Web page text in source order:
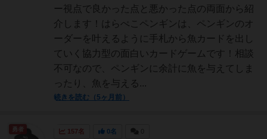
ー視点で良かった点と悪かった点の両面から紹
介します！はらぺこペンギンは、ペンギンのオ
ーダーを叶えるように手札から魚カードを出し
ていく協力型の面白いカードゲームです！相談
不可なので、ペンギンに余計に魚を与えてしま
ったり、魚を与える...
続きを読む（5ヶ月前）
157名 0名
勇者